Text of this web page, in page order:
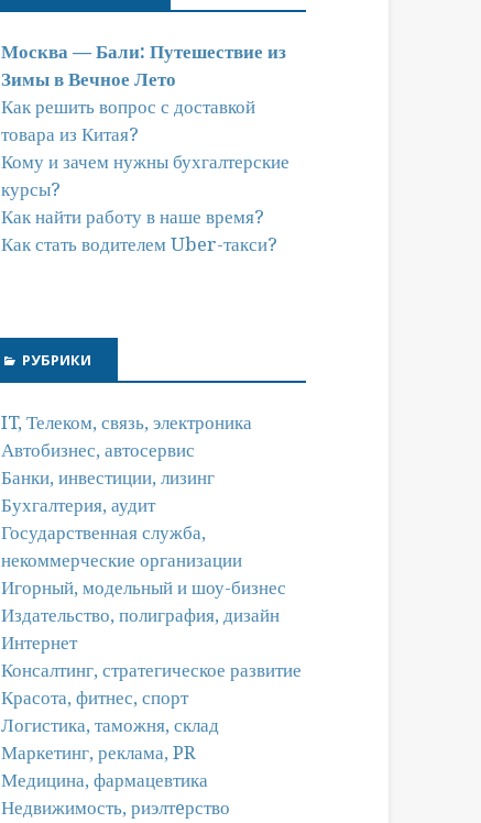
Москва — Бали: Путешествие из
Зимы в Вечное Лето
Как решить вопрос с доставкой
товара из Китая?
Кому и зачем нужны бухгалтерские
курсы?
Как найти работу в наше время?
Как стать водителем Uber-такси?
РУБРИКИ
IT, Телеком, связь, электроника
Автобизнес, автосервис
Банки, инвестиции, лизинг
Бухгалтерия, аудит
Государственная служба,
некоммерческие организации
Игорный, модельный и шоу-бизнес
Издательство, полиграфия, дизайн
Интернет
Консалтинг, стратегическое развитие
Красота, фитнес, спорт
Логистика, таможня, склад
Маркетинг, реклама, PR
Медицина, фармацевтика
Недвижимость, риэлтeрство